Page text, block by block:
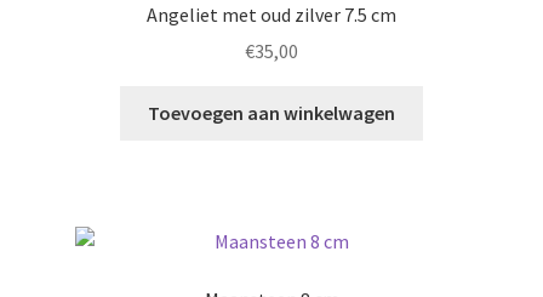
Angeliet met oud zilver 7.5 cm
€35,00
Toevoegen aan winkelwagen